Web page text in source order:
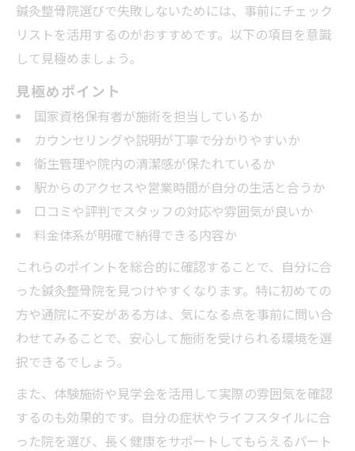
鍼灸整骨院選びで失敗しないためには、事前にチェック
リストを活用するのがおすすめです。以下の項目を意識
して見極めましょう。
見極めポイント
国家資格保有者が施術を担当しているか
カウンセリングや説明が丁寧で分かりやすいか
衛生管理や院内の清潔感が保たれているか
駅からのアクセスや営業時間が自分の生活と合うか
口コミや評判でスタッフの対応や雰囲気が良いか
料金体系が明確で納得できる内容か
これらのポイントを総合的に確認することで、自分に合
った鍼灸整骨院を見つけやすくなります。特に初めての
方や通院に不安がある方は、気になる点を事前に問い合
わせてみることで、安心して施術を受けられる環境を選
択できるでしょう。
また、体験施術や見学会を活用して実際の雰囲気を確認
するのも効果的です。自分の症状やライフスタイルに合
った院を選び、長く健康をサポートしてもらえるパート